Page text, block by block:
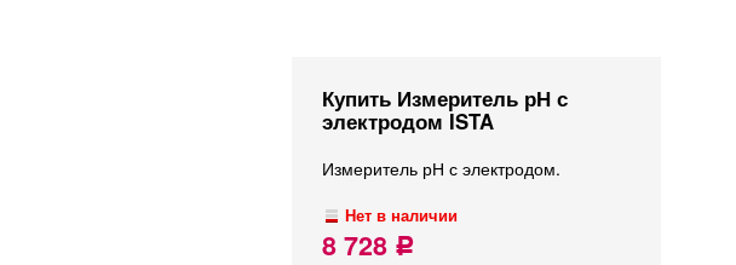
Купить Измеритель рН с
электродом ISTA
Измеритель рН с электродом.
Нет в наличии
8 728 Р